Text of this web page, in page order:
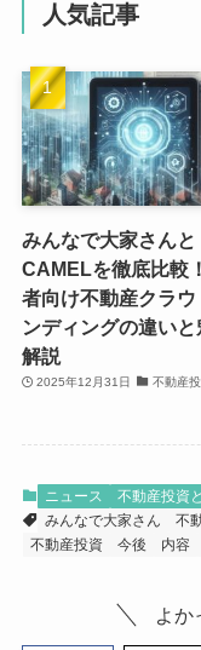
人気記事
みんなで大家さんと
CAMELを徹底比較
者向け不動産クラウ
ンディングの違いと
解説
2025年12月31日 不動産
ニュース
不動産投資
みんなで大家さん
不
不動産投資
今後 内容
よか